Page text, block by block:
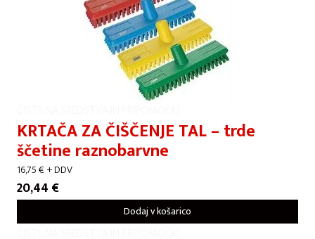
KRTAČA ZA ČIŠČENJE TAL – trde
ščetine raznobarvne
16,75€+ DDV
20,44 €
Dodaj v košarico